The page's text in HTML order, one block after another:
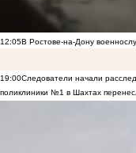
12:05В Ростове-на-Дону
19:00Следователи начали
поликлиники №1 в Шахтах